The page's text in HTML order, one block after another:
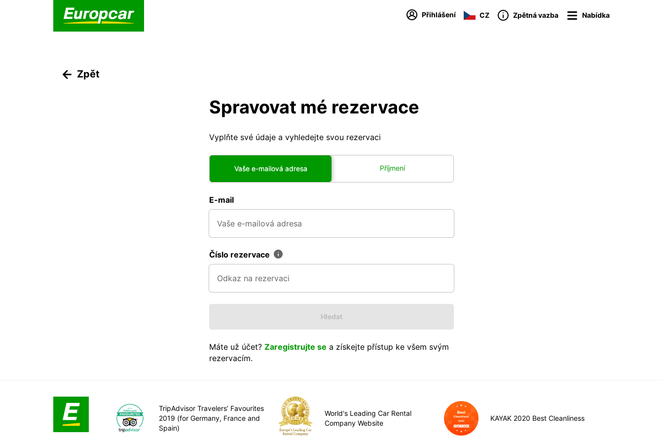
Přihlášení CZ Zpětná vazba Nabídka
Zpět
Spravovat mé rezervace
Vyplňte své údaje a vyhledejte svou rezervaci
Vaše e-mailová adresa Příjmení
E-mail
Číslo rezervace
Hledat
Máte už účet? Zaregistrujte se a získejte přístup ke všem svým
rezervacím.
TripAdvisor Travelers’ Favourites
2019 (for Germany, France and
Spain)
World's Leading Car Rental
Company Website
KAYAK 2020 Best Cleanliness